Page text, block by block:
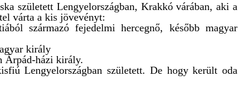
született Lengyelországban, Krakkó várában, aki a
várta a kis jövevényt:
származó fejedelmi hercegnő, később magyar
király
Árpád-házi király.
Lengyelországban született. De hogy került oda